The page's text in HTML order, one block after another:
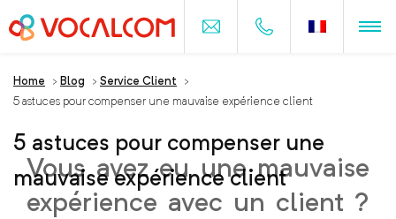
Home > Blog > Service Client
>
5 astuces pour compenser une mauvaise expérience client
5 astuces pour compenser une
mauvaise expérience client
Vous avez eu une mauvaise
expérience avec un client ?